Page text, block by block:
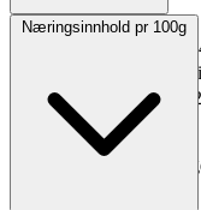
Opprinnelsesland PL
GTIN
Kopiert!
Vekt pakning
7.2 kg
Oppbevaring 0 til 4°C
180
Næringsinnhold pr 100g